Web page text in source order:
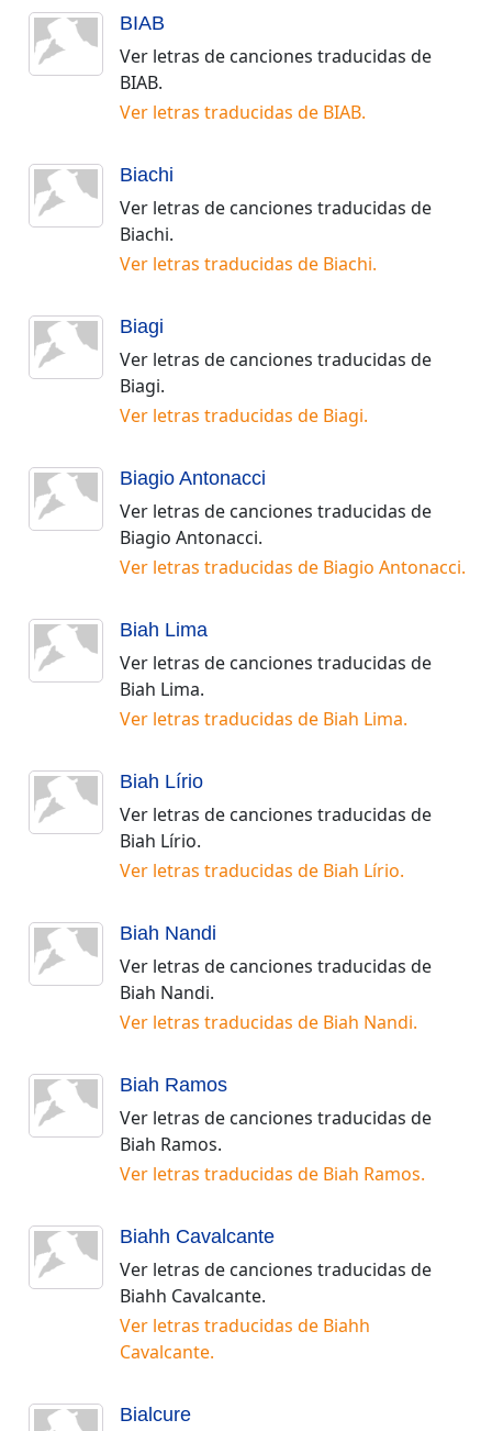
BIAB
Ver letras de canciones traducidas de
BIAB.
Ver letras traducidas de BIAB.
Biachi
Ver letras de canciones traducidas de
Biachi.
Ver letras traducidas de Biachi.
Biagi
Ver letras de canciones traducidas de
Biagi.
Ver letras traducidas de Biagi.
Biagio Antonacci
Ver letras de canciones traducidas de
Biagio Antonacci.
Ver letras traducidas de Biagio Antonacci.
Biah Lima
Ver letras de canciones traducidas de
Biah Lima.
Ver letras traducidas de Biah Lima.
Biah Lírio
Ver letras de canciones traducidas de
Biah Lírio.
Ver letras traducidas de Biah Lírio.
Biah Nandi
Ver letras de canciones traducidas de
Biah Nandi.
Ver letras traducidas de Biah Nandi.
Biah Ramos
Ver letras de canciones traducidas de
Biah Ramos.
Ver letras traducidas de Biah Ramos.
Biahh Cavalcante
Ver letras de canciones traducidas de
Biahh Cavalcante.
Ver letras traducidas de Biahh
Cavalcante.
Bialcure